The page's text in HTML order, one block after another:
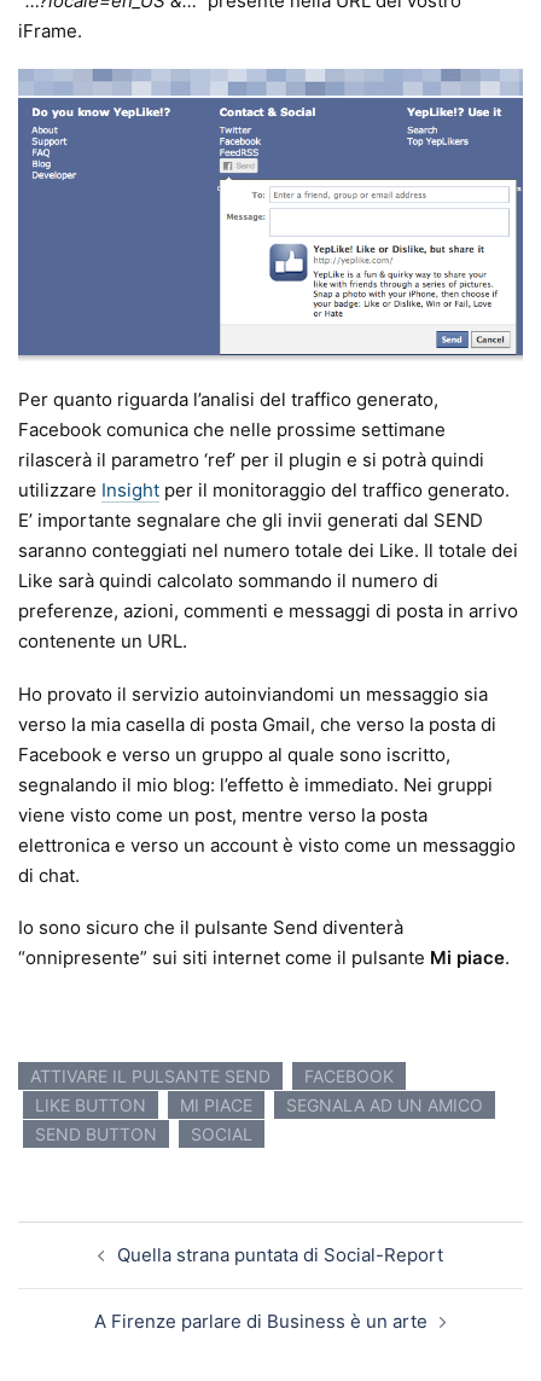
iFrame.
Per quanto riguarda l’analisi del traffico generato,
Facebook comunica che nelle prossime settimane
rilascerà il parametro ‘ref’ per il plugin e si potrà quindi
utilizzare Insight per il monitoraggio del traffico generato.
E’ importante segnalare che gli invii generati dal SEND
saranno conteggiati nel numero totale dei Like. Il totale dei
Like sarà quindi calcolato sommando il numero di
preferenze, azioni, commenti e messaggi di posta in arrivo
contenente un URL.
Ho provato il servizio autoinviandomi un messaggio sia
verso la mia casella di posta Gmail, che verso la posta di
Facebook e verso un gruppo al quale sono iscritto,
segnalando il mio blog: l’effetto è immediato. Nei gruppi
viene visto come un post, mentre verso la posta
elettronica e verso un account è visto come un messaggio
di chat.
Io sono sicuro che il pulsante Send diventerà
“onnipresente” sui siti internet come il pulsante Mi piace.
ATTIVARE IL PULSANTE SEND
FACEBOOK
LIKE BUTTON
MI PIACE
SEGNALA AD UN AMICO
SEND BUTTON
SOCIAL
Quella strana puntata di Social-Report
A Firenze parlare di Business è un arte